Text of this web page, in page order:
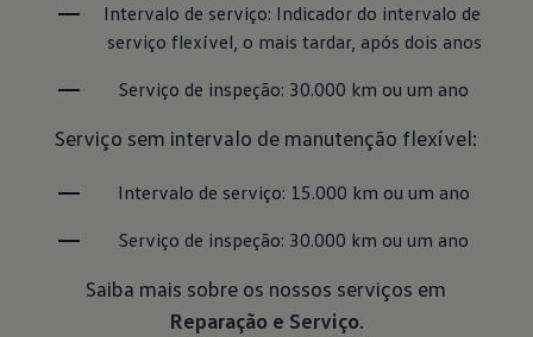
Intervalo de serviço: Indicador do intervalo de
serviço flexível, o mais tardar, após dois anos
Serviço de inspeção: 30.000 km ou um ano
Serviço sem intervalo de manutenção flexível:
Intervalo de serviço: 15.000 km ou um ano
Serviço de inspeção: 30.000 km ou um ano
Saiba mais sobre os nossos serviços em
Reparação e Serviço.